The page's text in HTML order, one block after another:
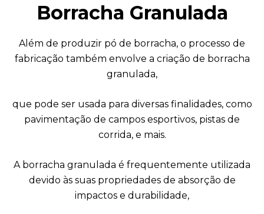
Borracha Granulada
Além de produzir pó de borracha, o processo de
fabricação também envolve a criação de borracha
granulada,
que pode ser usada para diversas finalidades, como
pavimentação de campos esportivos, pistas de
corrida, e mais.
A borracha granulada é frequentemente utilizada
devido às suas propriedades de absorção de
impactos e durabilidade,